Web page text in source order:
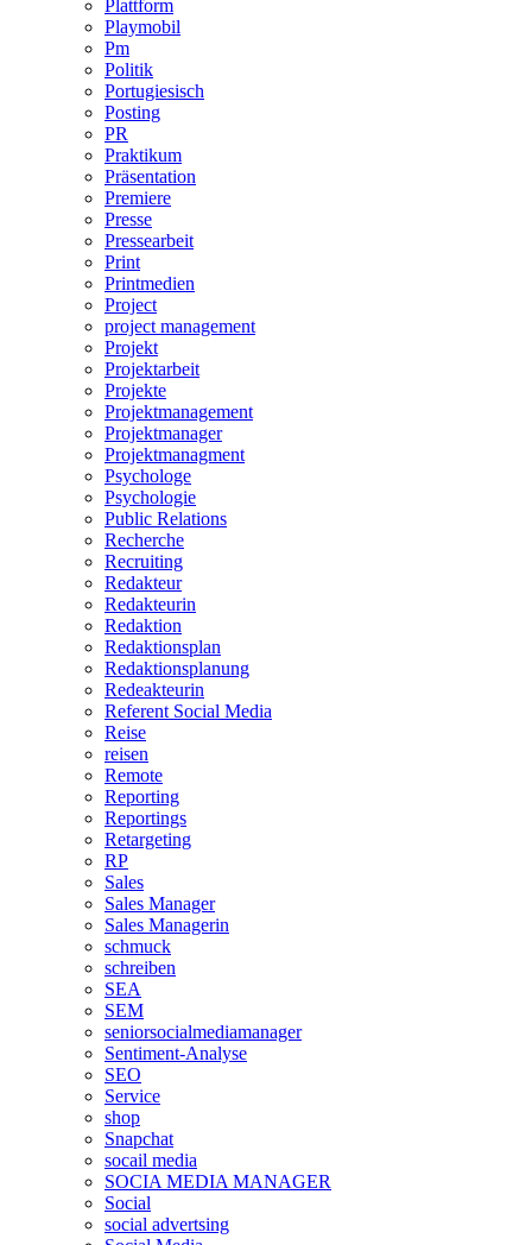
Plattform
Playmobil
Pm
Politik
Portugiesisch
Posting
PR
Praktikum
Präsentation
Premiere
Presse
Pressearbeit
Print
Printmedien
Project
project management
Projekt
Projektarbeit
Projekte
Projektmanagement
Projektmanager
Projektmanagment
Psychologe
Psychologie
Public Relations
Recherche
Recruiting
Redakteur
Redakteurin
Redaktion
Redaktionsplan
Redaktionsplanung
Redeakteurin
Referent Social Media
Reise
reisen
Remote
Reporting
Reportings
Retargeting
RP
Sales
Sales Manager
Sales Managerin
schmuck
schreiben
SEA
SEM
seniorsocialmediamanager
Sentiment-Analyse
SEO
Service
shop
Snapchat
socail media
SOCIA MEDIA MANAGER
Social
social advertsing